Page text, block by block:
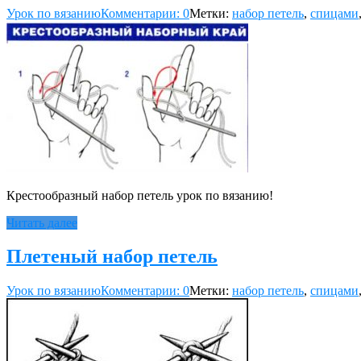
Урок по вязаниюКомментарии: 0Метки: набор петель, спицами,
Крестообразный набор петель урок по вязанию!
Читать далее
Плетеный набор петель
Урок по вязаниюКомментарии: 0Метки: набор петель, спицами,